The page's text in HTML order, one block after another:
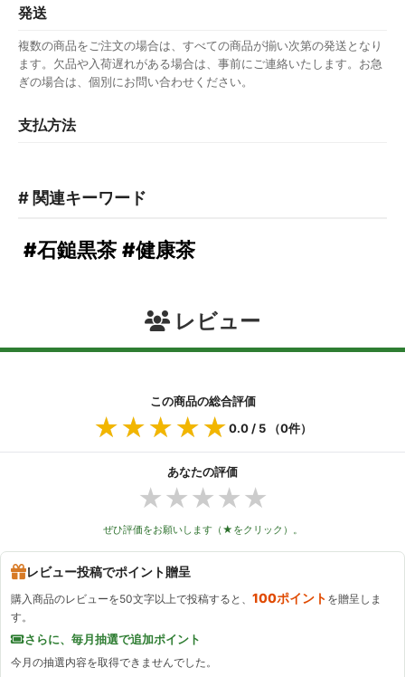
発送
複数の商品をご注文の場合は、すべての商品が揃い次第の発送となり
ます。欠品や入荷遅れがある場合は、事前にご連絡いたします。お急
ぎの場合は、個別にお問い合わせください。
支払方法
# 関連キーワード
#健康茶
#石鎚黒茶
レビュー
この商品の総合評価
★★★★★
★★★★★0.0 / 5 （0件）
あなたの評価
★★★★★
ぜひ評価をお願いします（★をクリック）。
レビュー投稿でポイント贈呈
購入商品のレビューを50文字以上で投稿すると、 100ポイント を贈呈しま
す。
さらに、毎月抽選で追加ポイント
今月の抽選内容を取得できませんでした。